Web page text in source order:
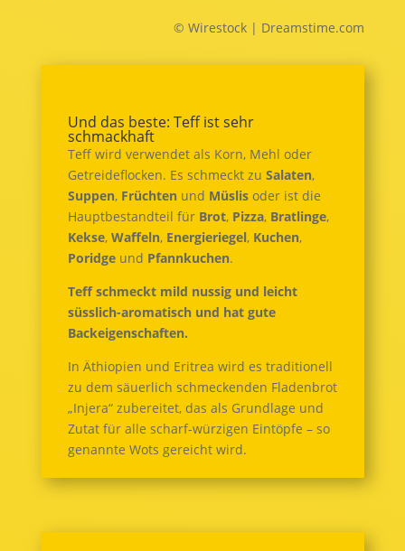
© Wirestock | Dreamstime.com
Und das beste: Teff ist sehr
schmackhaft
Teff wird verwendet als Korn, Mehl oder
Getreideflocken. Es schmeckt zu Salaten,
Suppen, Früchten und Müslisoder ist die
Hauptbestandteil für Brot, Pizza, Bratlinge,
Kekse, Waffeln, Energieriegel, Kuchen,
Poridgeund Pfannkuchen.
Teff schmeckt mild nussig und leicht
süsslich-aromatisch und hat gute
Backeigenschaften.
In Äthiopien und Eritrea wird es traditionell
zu dem säuerlich schmeckenden Fladenbrot
„Injera“ zubereitet, das als Grundlage und
Zutat für alle scharf-würzigen Eintöpfe – so
genannte Wots gereicht wird.